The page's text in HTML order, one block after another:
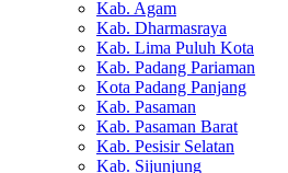
Kab. Agam
Kab. Dharmasraya
Kab. Lima Puluh Kota
Kab. Padang Pariaman
Kota Padang Panjang
Kab. Pasaman
Kab. Pasaman Barat
Kab. Pesisir Selatan
Kab. Sijunjung